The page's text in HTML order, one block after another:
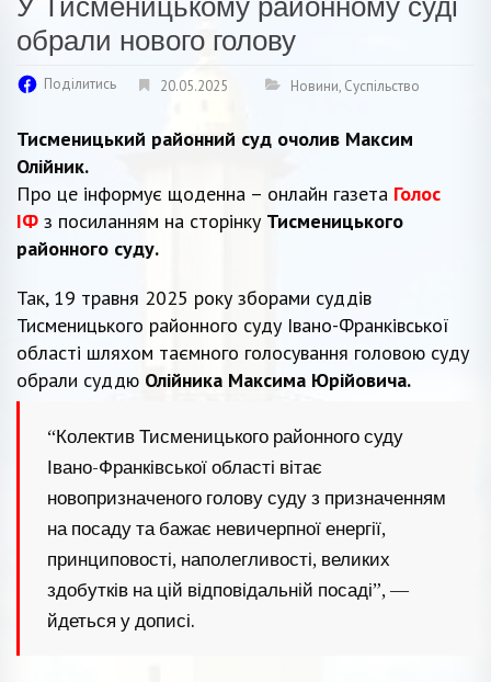
обрали нового голову
Поділитись 20.05.2025 Новини, Суспільство
Тисменицький районний суд очолив Максим
Олійник.
Про це інформує щоденна – онлайн газета Голос
ІФ з посиланням на сторінку Тисменицького
районного суду.
Так, 19 травня 2025 року зборами суддів
Тисменицького районного суду Івано-Франківської
області шляхом таємного голосування головою суду
обрали суддю Олійника Максима Юрійовича.
“Колектив Тисменицького районного суду
Івано-Франківської області вітає
новопризначеного голову суду з призначенням
на посаду та бажає невичерпної енергії,
принциповості, наполегливості, великих
здобутків на цій відповідальній посаді”, —
йдеться у дописі.